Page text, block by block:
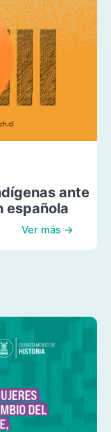
ante
española
Ver más →